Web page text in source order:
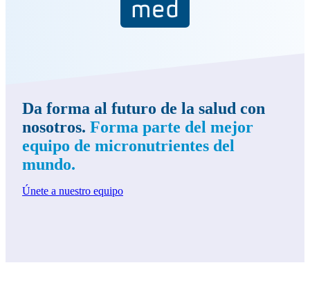
Da forma al futuro de la salud con
nosotros. Forma parte del mejor
equipo de micronutrientes del
mundo.
Únete a nuestro equipo